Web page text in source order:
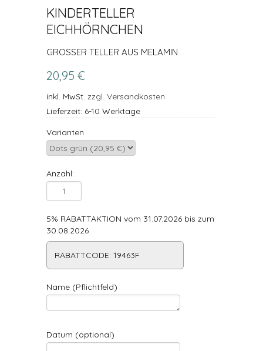
KINDERTELLER
EICHHÖRNCHEN
GROSSER TELLER AUS MELAMIN
20,95 €
inkl. MwSt. zzgl. Versandkosten
Lieferzeit: 6-10 Werktage
Varianten
Anzahl:
5% RABATTAKTION vom 31.07.2026 bis zum
30.08.2026
RABATTCODE: 19463F
Name (Pflichtfeld)
Datum (optional)